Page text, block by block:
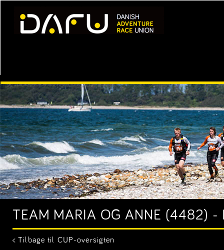
TEAM MARIA OG ANNE (4482) -
< Tilbage til CUP-oversigten